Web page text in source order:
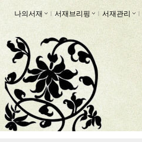
나의서재 ｌ 서재브리핑 ｌ 서재관리 ｌ